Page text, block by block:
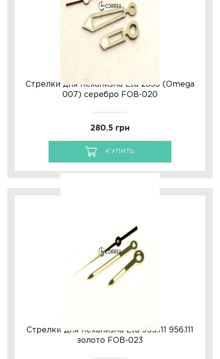
Стрелки для механизма Eta 2836 (Omega
007) серебро FOB-020
280.5 грн
КУПИТЬ
Стрелки для механизма Eta 955.111 956.111
золото FOB-023